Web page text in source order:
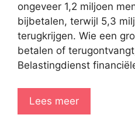
ongeveer 1,2 miljoen
bijbetalen, terwijl 5,3
terugkrijgen. Wie een
betalen of
Belastingdienst
Lees meer